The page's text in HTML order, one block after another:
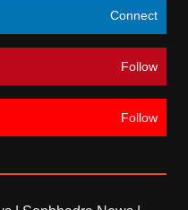
Connect
Follow
Follow